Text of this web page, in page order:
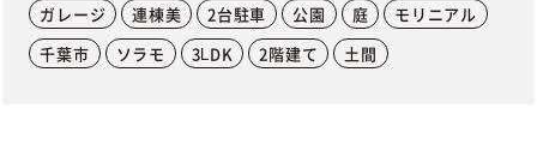
ガレージ
連棟美 2台駐車 公園 庭
モリニアル
千葉市
ソラモ 3LDK 2階建て 土間